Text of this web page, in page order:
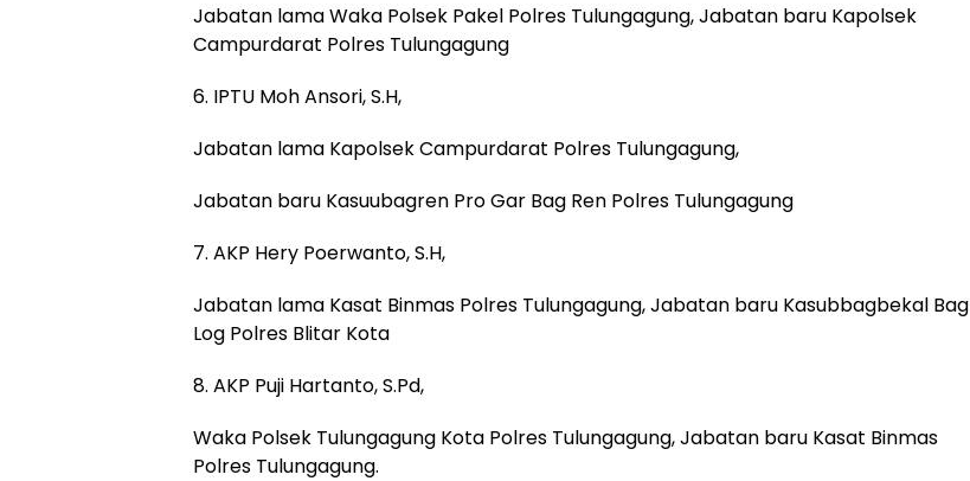
Jabatan lama Waka Polsek Pakel Polres Tulungagung, Jabatan baru Kapolsek
Campurdarat Polres Tulungagung
6. IPTU Moh Ansori, S.H,
Jabatan lama Kapolsek Campurdarat Polres Tulungagung,
Jabatan baru Kasuubagren Pro Gar Bag Ren Polres Tulungagung
7. AKP Hery Poerwanto, S.H,
Jabatan lama Kasat Binmas Polres Tulungagung, Jabatan baru Kasubbagbekal Bag
Log Polres Blitar Kota
8. AKP Puji Hartanto, S.Pd,
Waka Polsek Tulungagung Kota Polres Tulungagung, Jabatan baru Kasat Binmas
Polres Tulungagung.